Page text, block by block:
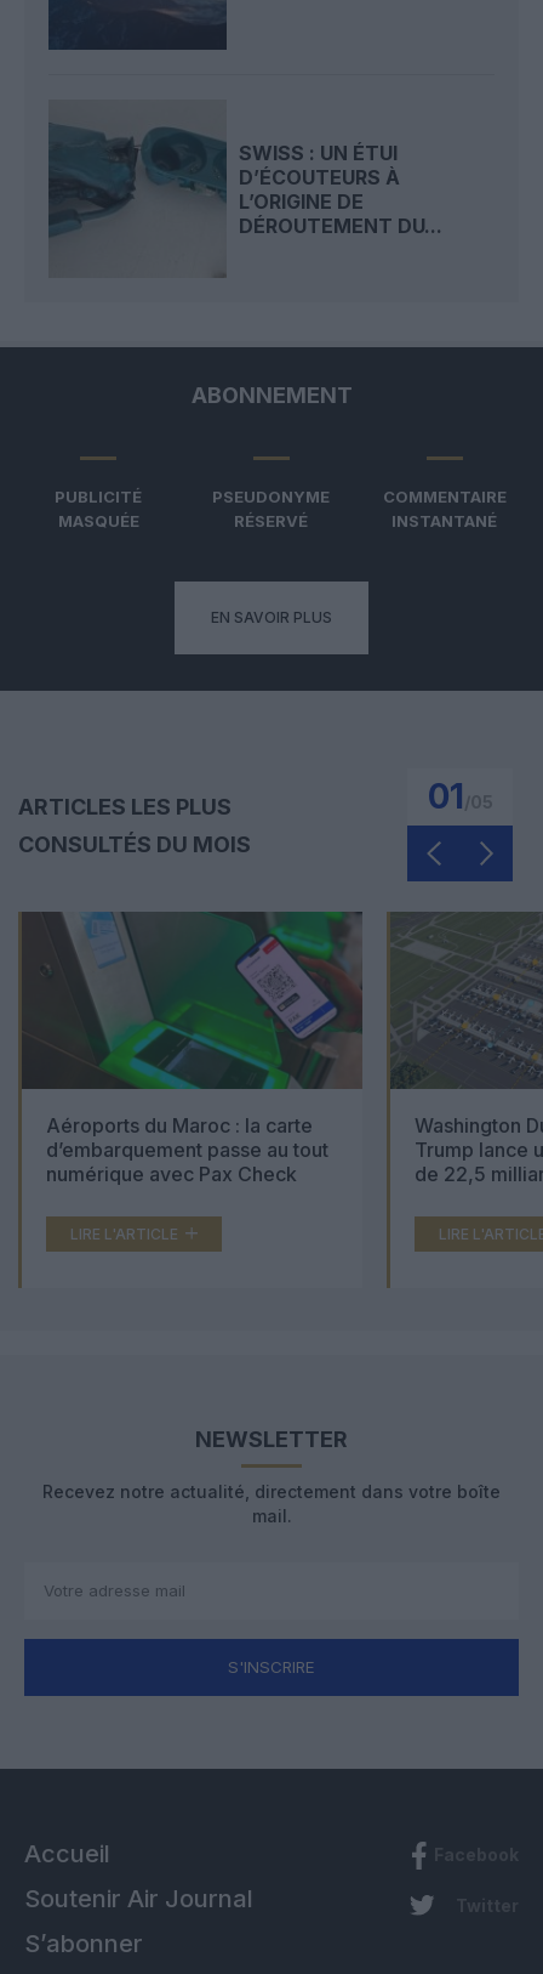
SWISS : UN ÉTUI
D’ÉCOUTEURS À
L’ORIGINE DE
DÉROUTEMENT DU...
ABONNEMENT
PUBLICITÉ
MASQUÉE
PSEUDONYME
RÉSERVÉ
COMMENTAIRE
INSTANTANÉ
EN SAVOIR PLUS
ARTICLES LES PLUS
CONSULTÉS DU MOIS
01
Aéroports du Maroc : la carte
d’embarquement passe au tout
numérique avec Pax Check
LIRE L'ARTICLE
Washington
Trump lance
de 22,5
LIRE
NEWSLETTER
Recevez notre actualité, directement dans votre boîte
mail.
S'INSCRIRE
Accueil
Soutenir Air Journal
S’abonner